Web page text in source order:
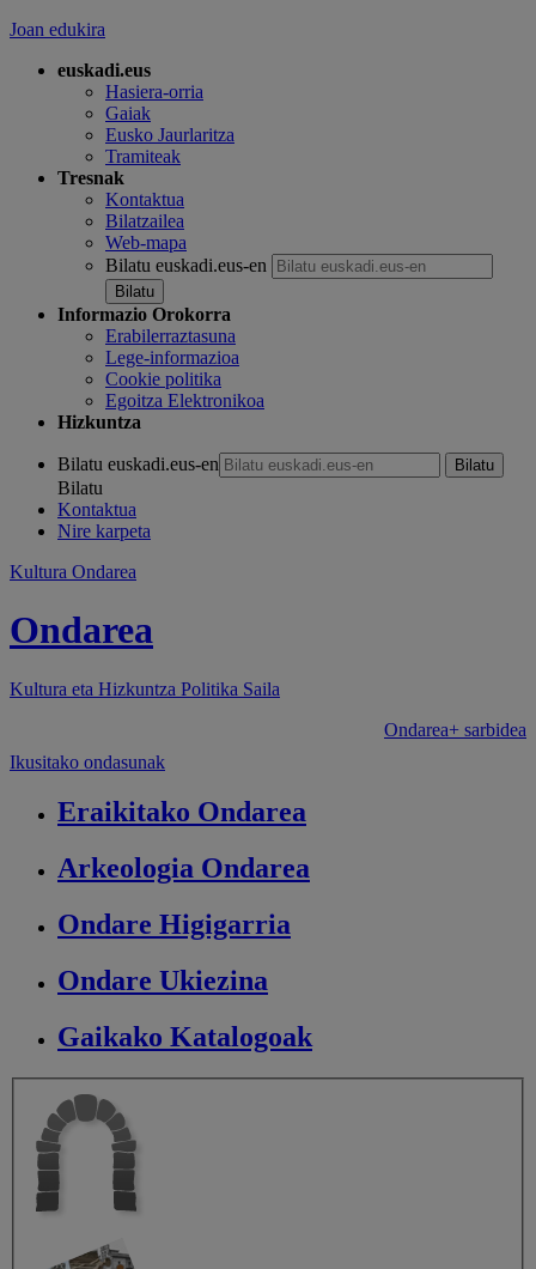
Joan edukira
euskadi.eus
Hasiera-orria
Gaiak
Eusko Jaurlaritza
Tramiteak
Tresnak
Kontaktua
Bilatzailea
Web-mapa
Bilatu euskadi.eus-en
Informazio Orokorra
Erabilerraztasuna
Lege-informazioa
Cookie politika
Egoitza Elektronikoa
Hizkuntza
Bilatu euskadi.eus-en
Bilatu
Kontaktua
Nire karpeta
Kultura Ondarea
Ondarea
Kultura eta Hizkuntza Politika Saila
Ondarea+ sarbidea
Ikusitako ondasunak
Eraikitako Ondarea
Arkeologia Ondarea
Ondare Higigarria
Ondare Ukiezina
Gaikako Katalogoak